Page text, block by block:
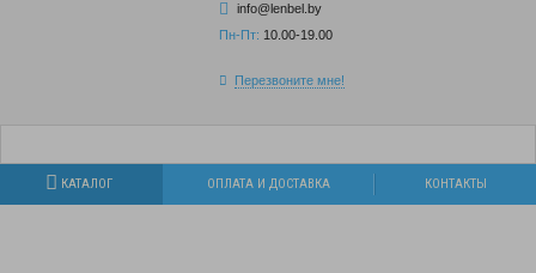
info@lenbel.by
Пн-Пт: 10.00-19.00
Перезвоните мне!
КАТАЛОГ ОПЛАТА И ДОСТАВКА КОНТАКТЫ